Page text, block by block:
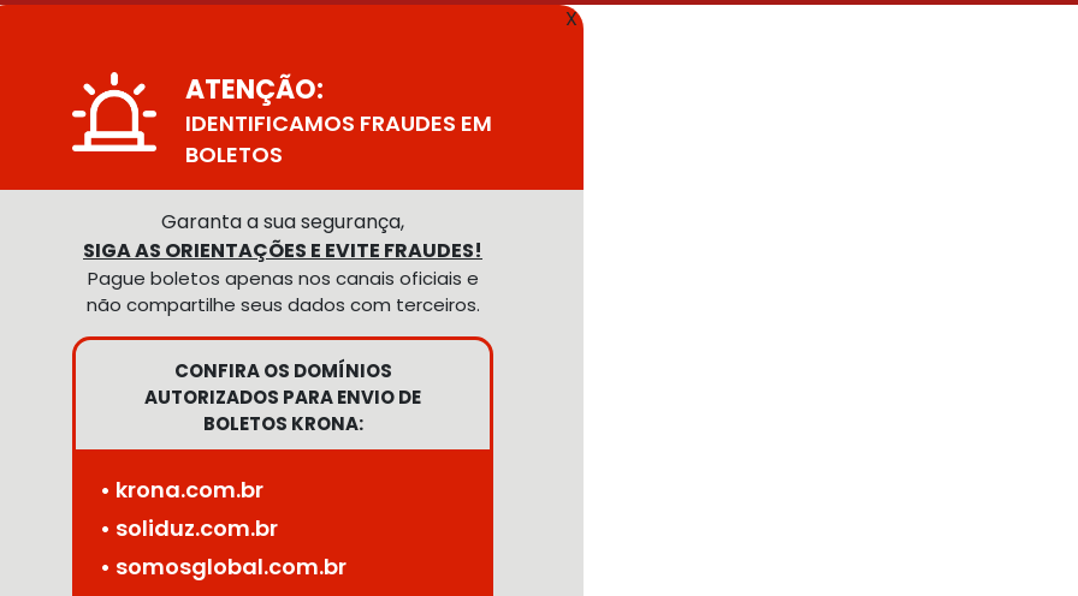
X
ATENÇÃO:
IDENTIFICAMOS FRAUDES EM
BOLETOS
Garanta a sua segurança,
SIGA AS ORIENTAÇÕES E EVITE FRAUDES!
Pague boletos apenas nos canais oficiais e
não compartilhe seus dados com terceiros.
CONFIRA OS DOMÍNIOS
AUTORIZADOS PARA ENVIO DE
BOLETOS KRONA:
• krona.com.br
• soliduz.com.br
• somosglobal.com.br